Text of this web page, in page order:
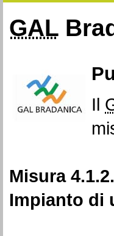
GAL
Il
Misura
Impianto di